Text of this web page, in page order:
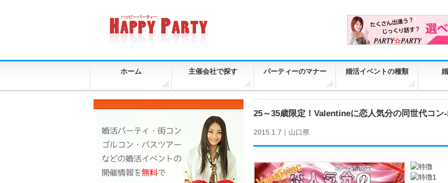
ホーム 主催会社で探す パーティーのマナー 婚活イベントの種類
25～35歳限定！Valentineに恋人気分の同世代コン
2015.1.7｜ 山口県